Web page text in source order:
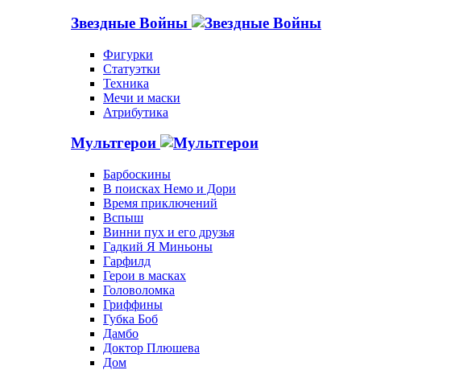
Звездные Войны
Фигурки
Статуэтки
Техника
Мечи и маски
Атрибутика
Мультгерои
Барбоскины
В поисках Немо и Дори
Время приключений
Вспыш
Винни пух и его друзья
Гадкий Я Миньоны
Гарфилд
Герои в масках
Головоломка
Гриффины
Губка Боб
Дамбо
Доктор Плюшева
Дом